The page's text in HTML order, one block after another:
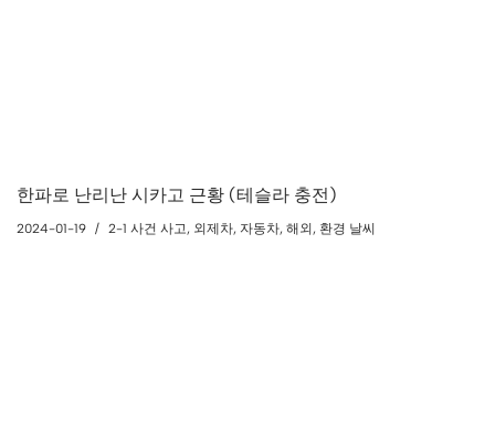
한파로 난리난 시카고 근황 (테슬라 충전)
2024-01-19 2-1 사건 사고, 외제차, 자동차, 해외, 환경 날씨